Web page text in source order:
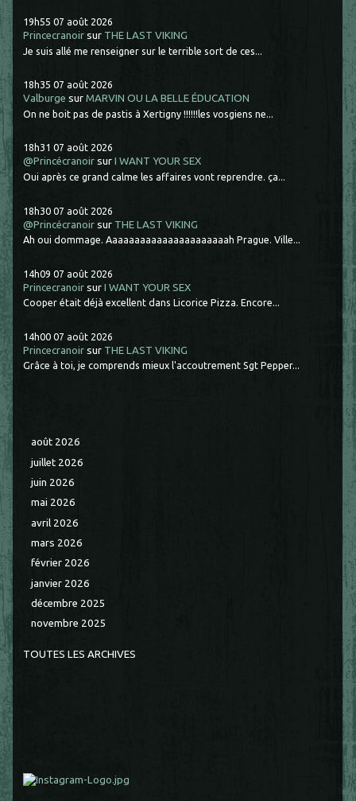
19h55 07 août 2026
Princecranoir sur THE LAST VIKING
Je suis allé me renseigner sur le terrible sort de ces...
18h35 07 août 2026
Valburge surMARVIN OU LA BELLE ÉDUCATION
On ne boit pas de pastis à Xertigny !!!!!!les vosgiens ne...
18h31 07 août 2026
@Princécranoir surI WANT YOUR SEX
Oui après ce grand calme les affaires vont reprendre. ça...
18h30 07 août 2026
@Princécranoir sur THE LAST VIKING
Ah oui dommage. Aaaaaaaaaaaaaaaaaaaaaah Prague. Ville...
14h09 07 août 2026
Princecranoir surI WANT YOUR SEX
Cooper était déjà excellent dans Licorice Pizza. Encore...
14h00 07 août 2026
Princecranoir sur THE LAST VIKING
Grâce à toi, je comprends mieux l'accoutrement Sgt Pepper...
août 2026
juillet 2026
juin 2026
mai 2026
avril 2026
mars 2026
février 2026
janvier 2026
décembre 2025
novembre 2025
TOUTES LES ARCHIVES